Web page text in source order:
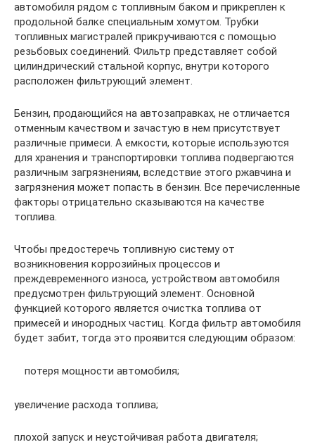
автомобиля рядом с топливным баком и прикреплен к
продольной балке специальным хомутом. Трубки
топливных магистралей прикручиваются с помощью
резьбовых соединений. Фильтр представляет собой
цилиндрический стальной корпус, внутри которого
расположен фильтрующий элемент.
Бензин, продающийся на автозаправках, не отличается
отменным качеством и зачастую в нем присутствует
различные примеси. А емкости, которые используются
для хранения и транспортировки топлива подвергаются
различным загрязнениям, вследствие этого ржавчина и
загрязнения может попасть в бензин. Все перечисленные
факторы отрицательно сказываются на качестве
топлива.
Чтобы предостеречь топливную систему от
возникновения коррозийных процессов и
преждевременного износа, устройством автомобиля
предусмотрен фильтрующий элемент. Основной
функцией которого является очистка топлива от
примесей и инородных частиц. Когда фильтр автомобиля
будет забит, тогда это проявится следующим образом:
потеря мощности автомобиля;
увеличение расхода топлива;
плохой запуск и неустойчивая работа двигателя;